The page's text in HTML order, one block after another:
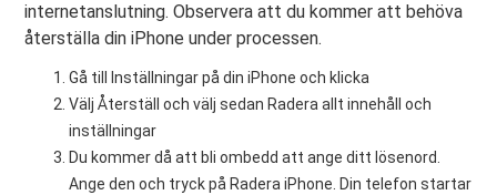
internetanslutning. Observera att du kommer att behöva
återställa din iPhone under processen.
Gå till Inställningar på din iPhone och klicka
Välj Återställ och välj sedan Radera allt innehåll och
inställningar
Du kommer då att bli ombedd att ange ditt lösenord.
Ange den och tryck på Radera iPhone. Din telefon startar